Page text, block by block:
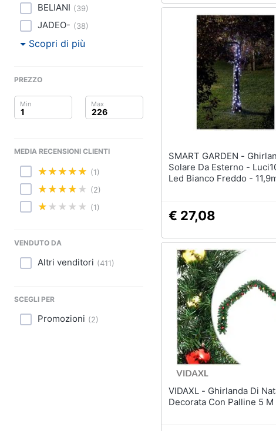
Casalinghi
Abbigliamento
Animali
Libri, cd e dvd
Festività e ricorrenze
Promozioni
routine
Vedi tutti
BELIANI (39)
JADEO- (38)
Scopri di più
PREZZO
MEDIA RECENSIONI CLIENTI
(1)
(2)
(1)
VENDUTO DA
Altri venditori (411)
SCEGLI PER
Promozioni (2)
SMART GARDEN - Ghirlanda
Solare Da Esterno -
Led Bianco Freddo -
€ 27,08
VIDAXL - Ghirlanda Di Natale
Decorata Con Palline 5 M